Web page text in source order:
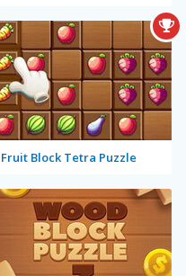
Fruit Block Tetra Puzzle